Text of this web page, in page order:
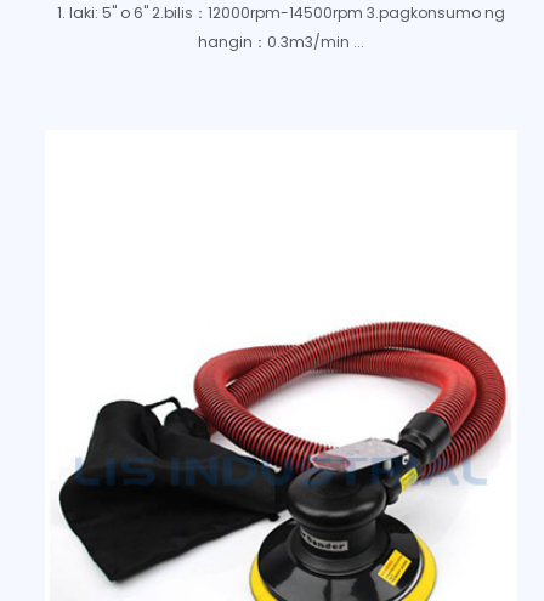
1. laki: 5" o 6" 2.bilis：12000rpm-14500rpm 3.pagkonsumo ng
hangin：0.3m3/min ...